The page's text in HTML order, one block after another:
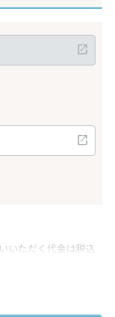
いただく代金は税込
となる場合がござい
更新されます。最